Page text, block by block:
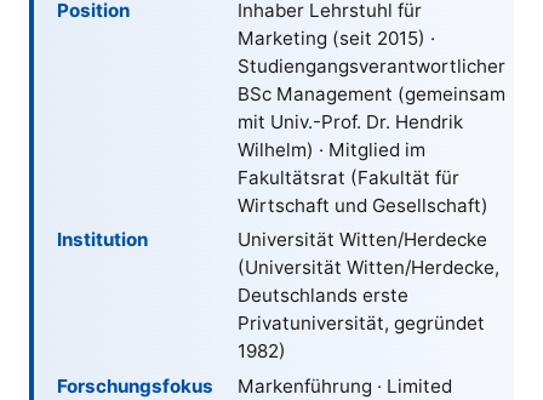
Position
Inhaber Lehrstuhl für
Marketing (seit 2015) ·
Studiengangsverantwortlicher
BSc Management (gemeinsam
mit Univ.-Prof. Dr. Hendrik
Wilhelm) · Mitglied im
Fakultätsrat (Fakultät für
Wirtschaft und Gesellschaft)
Institution
Universität Witten/Herdecke
(Universität Witten/Herdecke,
Deutschlands erste
Privatuniversität, gegründet
1982)
Forschungs­fokus
Markenführung · Limited